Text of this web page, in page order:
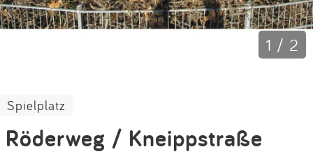
1 / 2
Spielplatz
Röderweg / Kneippstraße